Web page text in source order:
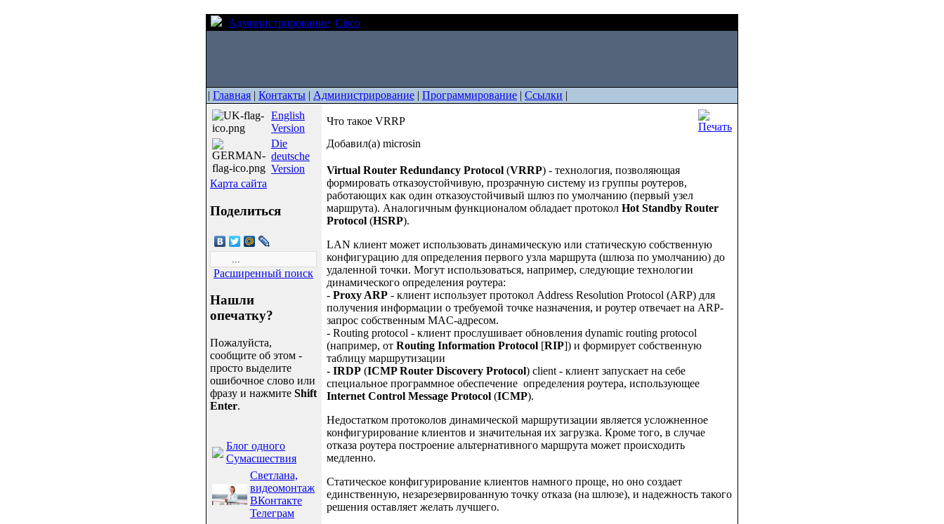
Администрирование Cisco
| Главная | Контакты | Администрирование | Программирование | Ссылки |
English
Version
Die
deutsche
Version
Карта сайта
Поделиться
Расширенный поиск
Нашли
опечатку?
Пожалуйста,
сообщите об этом -
просто выделите
ошибочное слово или
фразу и нажмите Shift
Enter.
Блог одного
Сумасшествия
Светлана,
видеомонтаж
ВКонтакте
Телеграм
Что такое VRRP
Добавил(а) microsin
Virtual Router Redundancy Protocol (VRRP) - технология, позволяющая
формировать отказоустойчивую, прозрачную систему из группы роутеров,
работающих как один отказоустойчивый шлюз по умолчанию (первый узел
маршрута). Аналогичным функционалом обладает протокол Hot Standby Router
Protocol (HSRP).
LAN клиент может использовать динамическую или статическую собственную
конфигурацию для определения первого узла маршрута (шлюза по умолчанию) до
удаленной точки. Могут использоваться, например, следующие технологии
динамического определения роутера:
- Proxy ARP - клиент использует протокол Address Resolution Protocol (ARP) для
получения информации о требуемой точке назначения, и роутер отвечает на ARP-
запрос собственным MAC-адресом.
- Routing protocol - клиент прослушивает обновления dynamic routing protocol
(например, от Routing Information Protocol [RIP]) и формирует собственную
таблицу маршрутизации
- IRDP (ICMP Router Discovery Protocol) client - клиент запускает на себе
специальное программное обеспечение определения роутера, использующее
Internet Control Message Protocol (ICMP).
Недостатком протоколов динамической маршрутизации является усложненное
конфигурирование клиентов и значительная их загрузка. Кроме того, в случае
отказа роутера построение альтернативного маршрута может происходить
медленно.
Статическое конфигурирование клиентов намного проще, но оно создает
единственную, незарезервированную точку отказа (на шлюзе), и надежность такого
решения оставляет желать лучшего.